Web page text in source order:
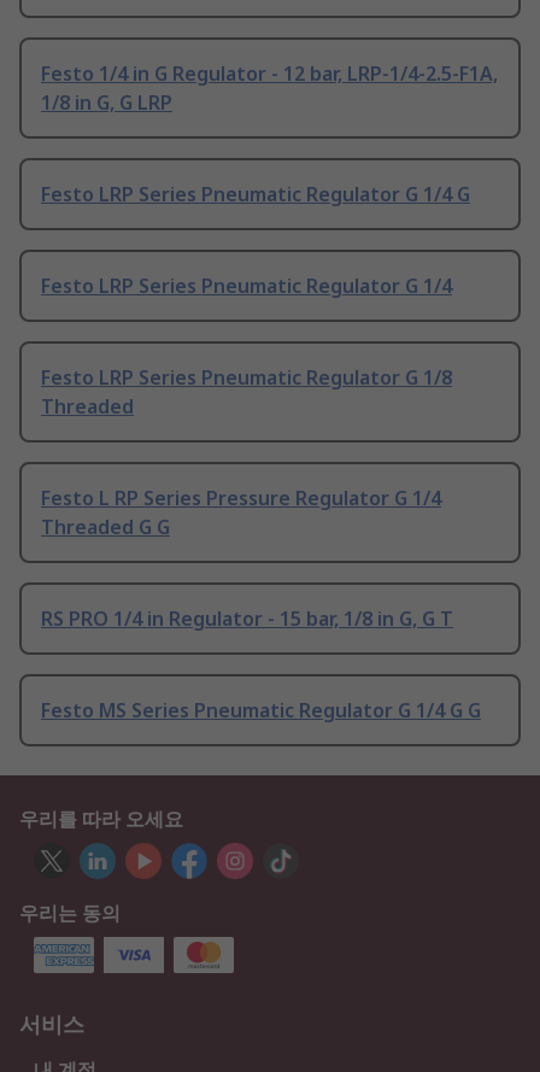
Festo 1/4 in G Regulator - 12 bar, LRP-1/4-2.5-F1A,
1/8 in G, G LRP
Festo LRP Series Pneumatic Regulator G 1/4 G
Festo LRP Series Pneumatic Regulator G 1/4
Festo LRP Series Pneumatic Regulator G 1/8
Threaded
Festo L RP Series Pressure Regulator G 1/4
Threaded G G
RS PRO 1/4 in Regulator - 15 bar, 1/8 in G, G T
Festo MS Series Pneumatic Regulator G 1/4 G G
우리를 따라 오세요
우리는 동의
서비스